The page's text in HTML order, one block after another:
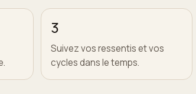
3
Suivez vos ressentis et vos
cycles dans le temps.